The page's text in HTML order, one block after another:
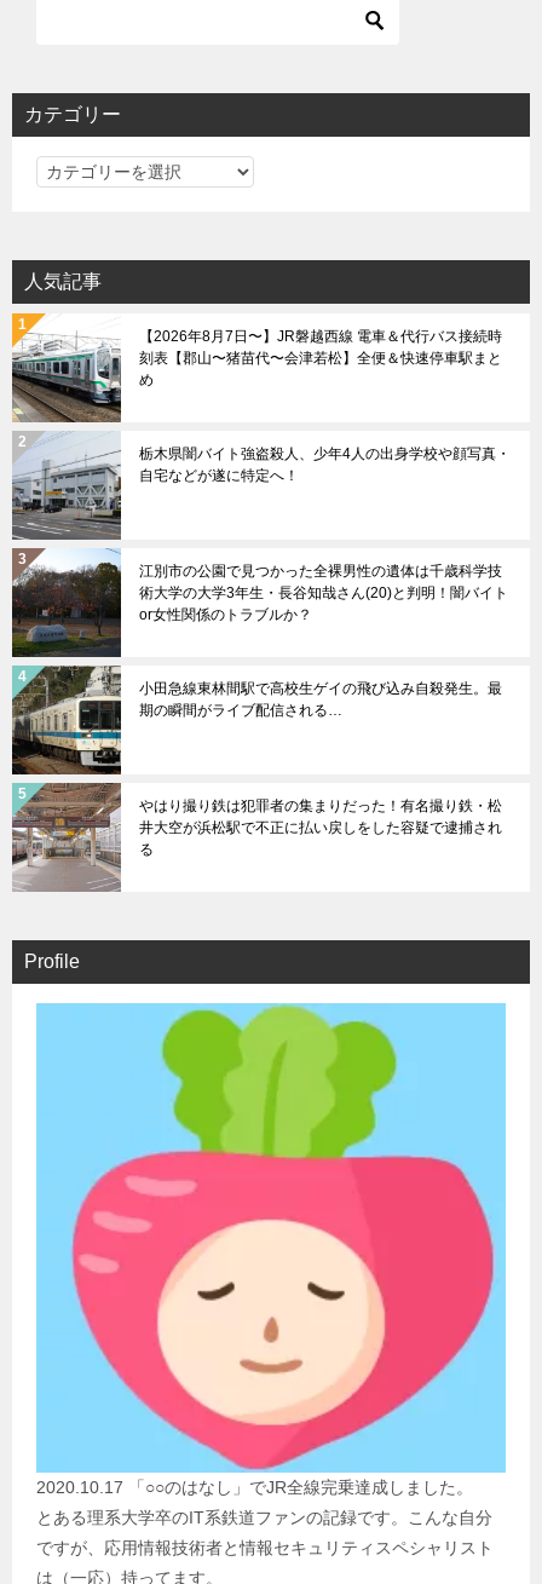
シカテゴリー
カ
リ
ー
人気記事
【2026年8月7日〜】JR磐越西線 電車＆代行バス接続時
刻表【郡山〜猪苗代〜会津若松】全便＆快速停車駅まと
め
栃木県闇バイト強盗殺人、少年4人の出身学校や顔写真・
自宅などが遂に特定へ！
江別市の公園で見つかった全裸男性の遺体は千歳科学技
術大学の大学3年生・長谷知哉さん(20)と判明！闇バイト
or女性関係のトラブルか？
小田急線東林間駅で高校生ゲイの飛び込み自殺発生。最
期の瞬間がライブ配信される…
やはり撮り鉄は犯罪者の集まりだった！有名撮り鉄・松
井大空が浜松駅で不正に払い戻しをした容疑で逮捕され
る
Profile
2020.10.17 「○○のはなし」でJR全線完乗達成しました。
とある理系大学卒のIT系鉄道ファンの記録です。こんな自分
ですが、応用情報技術者と情報セキュリティスペシャリスト
は（一応）持ってます。